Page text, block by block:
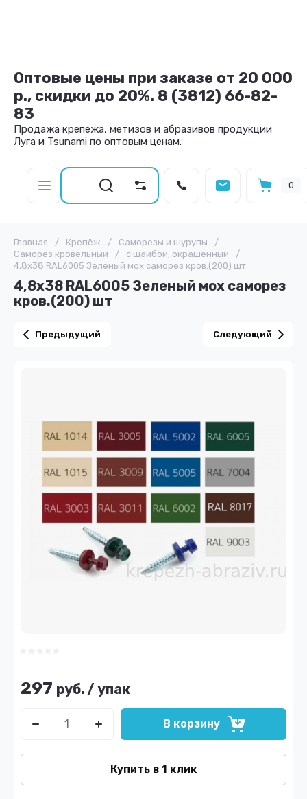
Оптовые цены при заказе от 20 000
р., скидки до 20%. 8 (3812) 66-82-
83
Продажа крепежа, метизов и абразивов продукции
Луга и Tsunami по оптовым ценам.
0
Главная / Крепёж / Саморезы и шурупы
/
Саморез кровельный
/ с шайбой, окрашенный
/
4,8х38 RAL6005 Зеленый мох саморез кров.(200) шт
4,8х38 RAL6005 Зеленый мох саморез
кров.(200) шт
Предыдущий Следующий
297 руб. /упак
В корзину
Купить в 1 клик